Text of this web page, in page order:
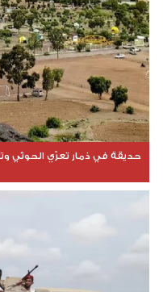
حديقة في ذمار تعرّي الحوثي